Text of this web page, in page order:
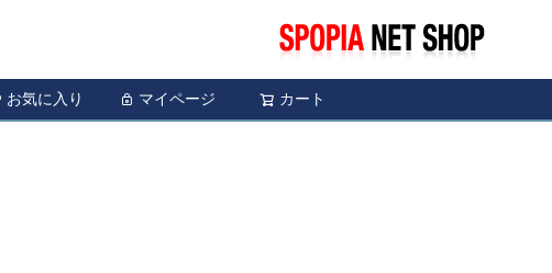
お気に入り マイページ カート